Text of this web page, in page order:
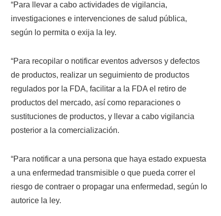
“Para llevar a cabo actividades de vigilancia,
investigaciones e intervenciones de salud pública,
según lo permita o exija la ley.
“Para recopilar o notificar eventos adversos y defectos
de productos, realizar un seguimiento de productos
regulados por la FDA, facilitar a la FDA el retiro de
productos del mercado, así como reparaciones o
sustituciones de productos, y llevar a cabo vigilancia
posterior a la comercialización.
“Para notificar a una persona que haya estado expuesta
a una enfermedad transmisible o que pueda correr el
riesgo de contraer o propagar una enfermedad, según lo
autorice la ley.